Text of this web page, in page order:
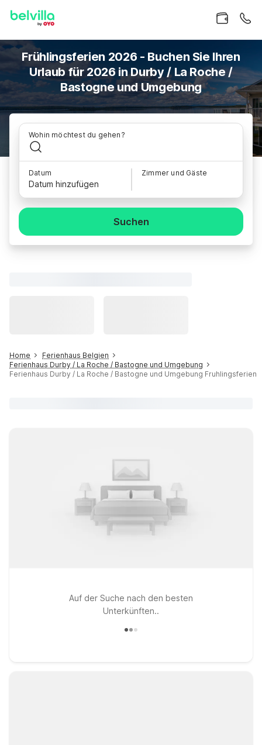
Frühlingsferien 2026 - Buchen Sie Ihren
Urlaub für 2026 in Durby / La Roche /
Bastogne und Umgebung
Wohin möchtest du gehen?
Datum
Datum hinzufügen
Zimmer und Gäste
Suchen
Home
Ferienhaus Belgien
Ferienhaus Durby / La Roche / Bastogne und Umgebung
Ferienhaus Durby / La Roche / Bastogne und Umgebung Fruhlingsferien
Auf der Suche nach den besten
Unterkünften..